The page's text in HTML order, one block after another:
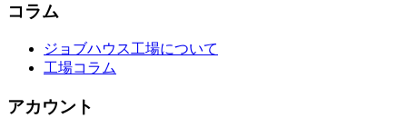
コラム
ジョブハウス工場について
工場コラム
アカウント